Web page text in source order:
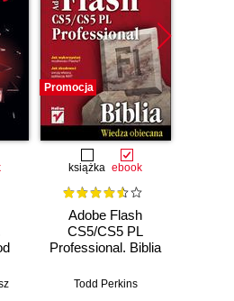
Promocja
książka ebook
Adobe Flash
CS5/CS5 PL
Professional. Biblia
Todd Perkins